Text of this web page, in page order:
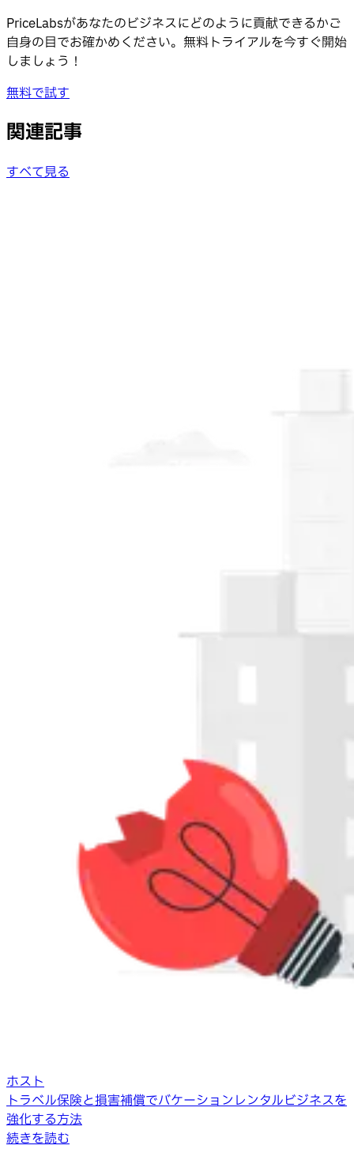
PriceLabsがあなたのビジネスにどのように貢献できるかご
自身の目でお確かめください。無料トライアルを今すぐ開始
しましょう！
無料で試す
関連記事
すべて見る
ホスト
トラベル保険と損害補償でバケーションレンタルビジネスを
強化する方法
続きを読む